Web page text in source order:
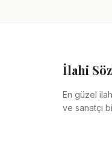
İlahi
En güzel
ve sanatçı